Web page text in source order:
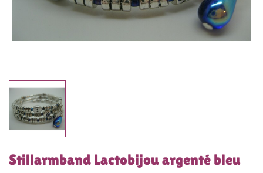
Stillarmband Lactobijou argenté bleu